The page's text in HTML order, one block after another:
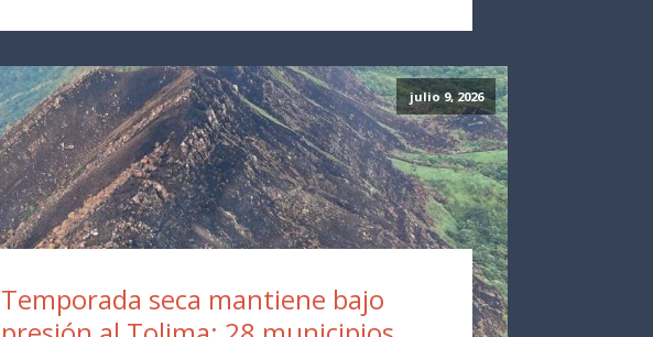
julio 9, 2026
Temporada seca mantiene bajo